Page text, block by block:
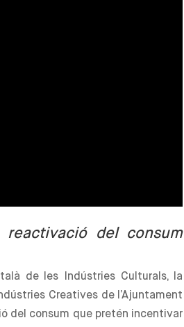
reactivació del consum
de les Indústries Culturals, la
Creatives de l’Ajuntament
del consum que pretén incentivar